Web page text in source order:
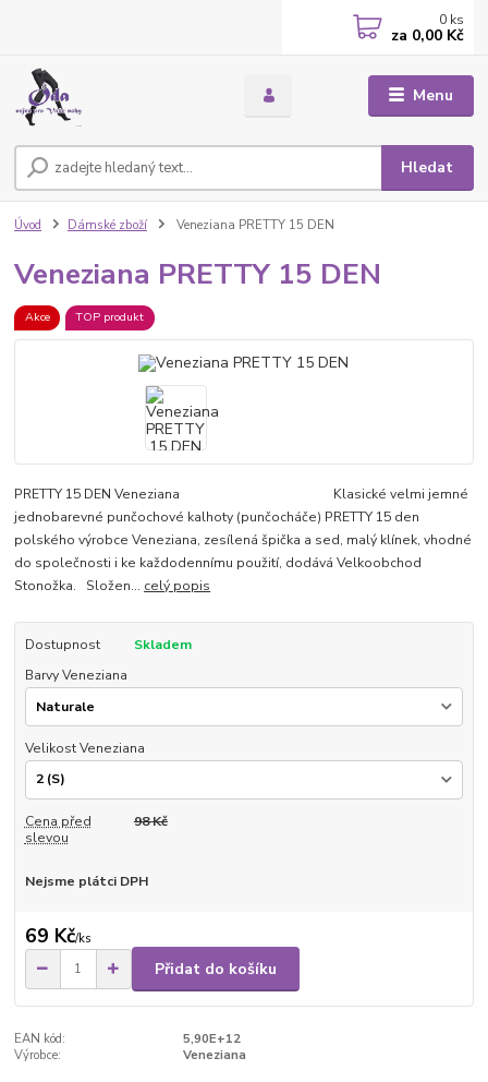
Menu
Hledat
0 ks
za 0,00 Kč
Úvod Dámské zboží Veneziana PRETTY 15 DEN
Veneziana PRETTY 15 DEN
Akce TOP produkt
PRETTY 15 DEN Veneziana Klasické velmi jemné
jednobarevné punčochové kalhoty (punčocháče) PRETTY 15 den
polského výrobce Veneziana, zesílená špička a sed, malý klínek, vhodné
do společnosti i ke každodennímu použití, dodává Velkoobchod
Stonožka. Složen... celý popis
Dostupnost
Skladem
Barvy Veneziana
Velikost Veneziana
Cena před
slevou
98 Kč
Nejsme plátci DPH
69 Kč/ks
Přidat do košíku
EAN kód:
5,90E+12
Výrobce:
Veneziana